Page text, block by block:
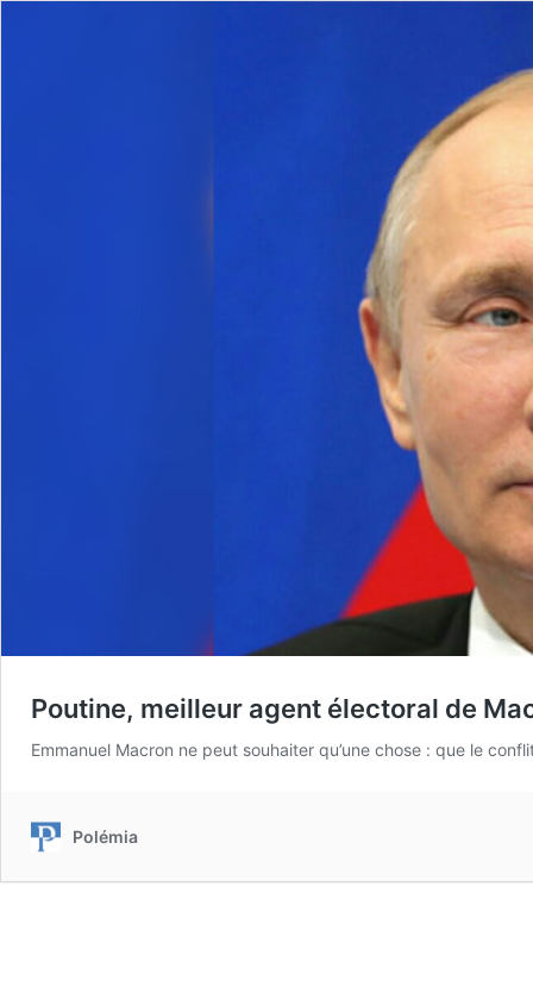
Poutine, meilleur agent électoral de
Emmanuel Macron ne peut souhaiter qu’une chose : que le
Polémia